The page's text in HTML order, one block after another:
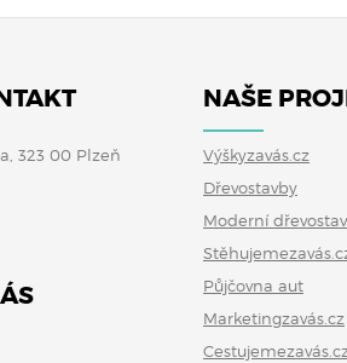
323 00 Plzeň
NAŠE
Výškyzavás.cz
Dřevostavby
Moderní
Půjčovna aut
Marketingzavás.cz